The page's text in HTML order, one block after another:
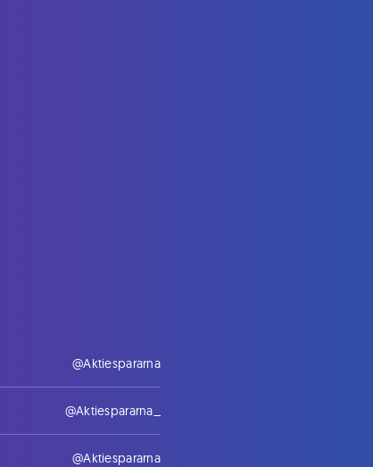
@Aktiespararna
@Aktiespararna_
@Aktiespararna